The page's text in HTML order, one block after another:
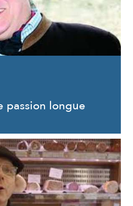
passion longue